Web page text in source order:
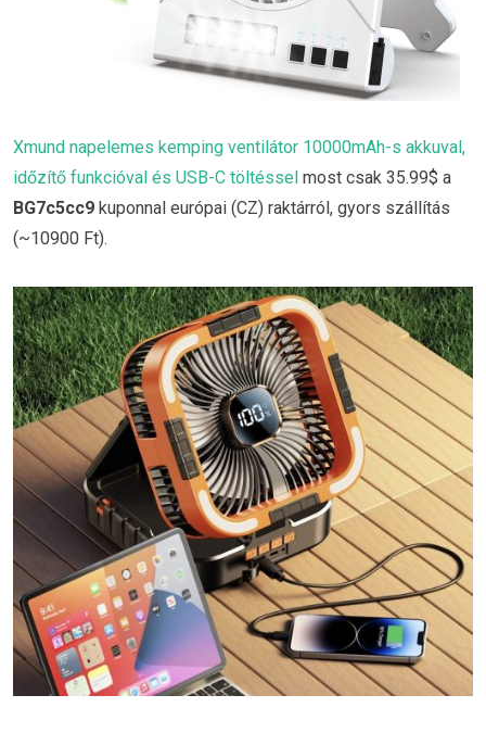
Xmund napelemes kemping ventilátor 10000mAh-s akkuval,
időzítő funkcióval és USB-C töltéssel most csak 35.99$ a
BG7c5cc9 kuponnal európai (CZ) raktárról, gyors szállítás
(~10900 Ft).